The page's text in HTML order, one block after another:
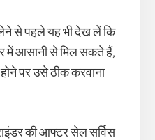
लेने से पहले यह भी देख लें कि
में आसानी से मिल सकते हैं,
होने पर उसे ठीक करवाना
की आफ्टर सेल सर्विस